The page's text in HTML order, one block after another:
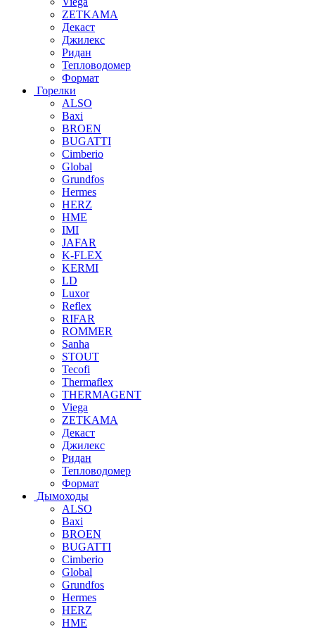
ZETKAMA
Декаст
Джилекс
Ридан
Тепловодомер
Формат
Горелки
ALSO
Baxi
BROEN
BUGATTI
Cimberio
Global
Grundfos
Hermes
HERZ
HME
IMI
JAFAR
K-FLEX
KERMI
LD
Luxor
Reflex
RIFAR
ROMMER
Sanha
STOUT
Tecofi
Thermaflex
THERMAGENT
Viega
ZETKAMA
Декаст
Джилекс
Ридан
Тепловодомер
Формат
Дымоходы
ALSO
Baxi
BROEN
BUGATTI
Cimberio
Global
Grundfos
Hermes
HERZ
HME